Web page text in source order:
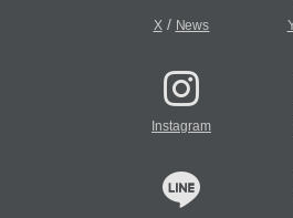
X/ News
Instagram